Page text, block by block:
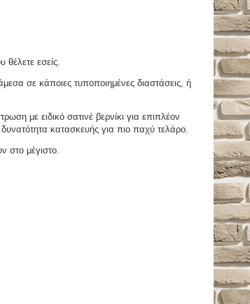
θέλετε εσείς.
σε κάποιες τυποποιημένες διαστάσεις, ή
με ειδικό σατινέ βερνίκι για επιπλέον
κατασκευής για πιο παχύ τελάρο.
στο μέγιστο.